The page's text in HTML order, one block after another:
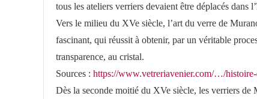
tous les ateliers verriers devaient être déplacés
Vers le milieu du XVe siècle, l’art du verre de
fascinant, qui réussit à obtenir, par un véritable
transparence, au cristal.
Sources : https://www.vetreriavenier.com/…/
Dès la seconde moitié du XVe siècle, les verriers de